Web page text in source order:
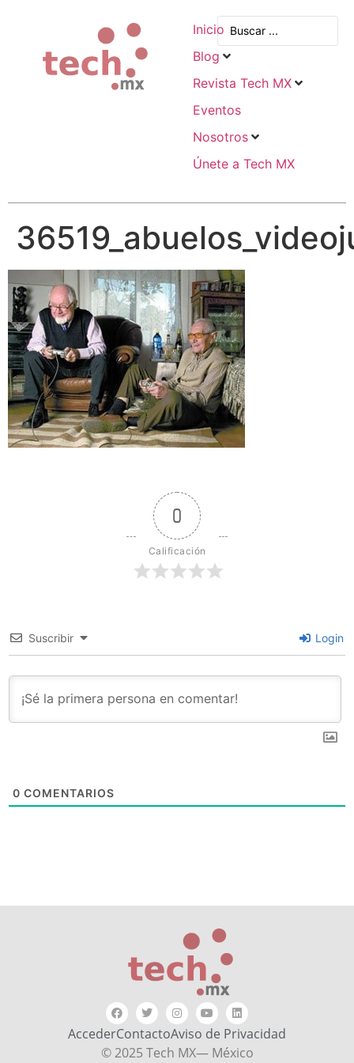
Inicio
Blog
Revista Tech MX
Eventos
Nosotros
Únete a Tech MX
0
Calificación
Suscribir Login
0 COMENTARIOS
AccederContactoAviso de Privacidad
© 2025 Tech MX— México